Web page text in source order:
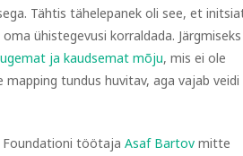
Tähtis tähelepanek oli see, et
ühistegevusi korraldada. Järgmiseks
ja kaudsemat mõju, mis ei ole
tundus huvitav, aga vajab veidi
Foundationi töötaja Asaf Bartov mitte